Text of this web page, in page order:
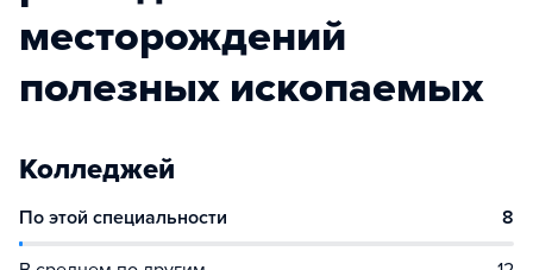
месторождений
полезных ископаемых
Колледжей
По этой специальности 8